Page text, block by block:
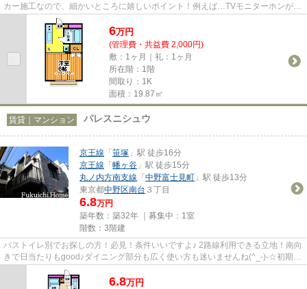
カー施工なので、細かいところに嬉しいポイント！例えば…TVモニターホンが付
いていたり、室内洗濯機だった...
6万円
(管理費・共益費 2,000円)
敷：1ヶ月｜礼：1ヶ月
所在階：1階
間取り：1K
面積：19.87㎡
賃貸｜マンション パレスニシュウ
京王線 「笹塚 」駅 徒歩16分
京王線 「幡ヶ谷 」駅 徒歩15分
丸ノ内方南支線 「中野富士見町 」駅 徒歩13分
東京都中野区南台 ３丁目
6.8万円
築年数：築32年 ｜募集中： 1室
階数：3階建
バストイレ別でお探しの方！必見！条件いいですよ♪ 2路線利用できる立地！南向
きで日当たりもgood♪ダイニング部分も広く使い方も迷いませんね(^_-)-☆初期費
用を抑えて素敵なお部屋に住...
6.8万円